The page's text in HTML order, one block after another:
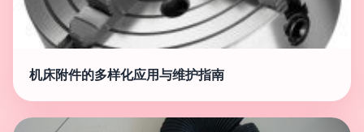
机床附件的多样化应用与维护指南